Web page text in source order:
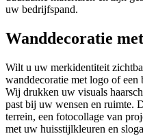
uw bedrijfspand.
Wanddecoratie
Wilt u uw merkidentiteit
wanddecoratie met logo of een
Wij drukken uw visuals
past bij uw wensen en ruimte.
terrein, een fotocollage van
met uw huisstijlkleuren en